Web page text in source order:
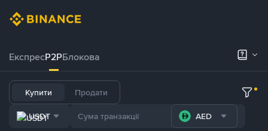
ЕкспресP2PБлокова
Купити Продати
USDT AED